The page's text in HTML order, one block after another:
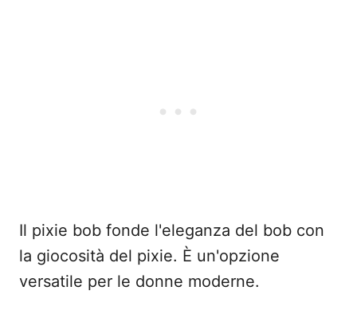
Il pixie bob fonde l'eleganza del bob con
la giocosità del pixie. È un'opzione
versatile per le donne moderne.